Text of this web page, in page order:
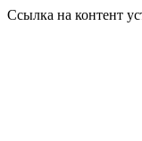
Ссылка на контент